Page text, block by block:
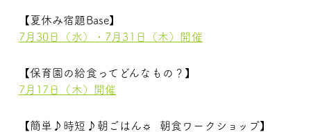
【夏休み宿題Base】
7月30日（水）・7月31日（木）開催
【保育園の給食ってどんなもの？】
7月17日（木）開催
【簡単♪時短♪朝ごはん☼ 朝食ワークショップ】